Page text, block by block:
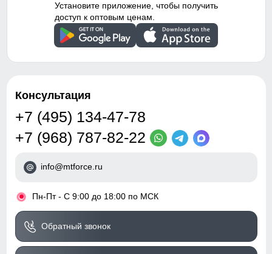
Установите приложение, чтобы получить
доступ к оптовым ценам.
Консультация
+7 (495) 134-47-78
+7 (968) 787-82-22
info@mtforce.ru
• Пн-Пт - С 9:00 до 18:00 по МСК
Обратный звонок